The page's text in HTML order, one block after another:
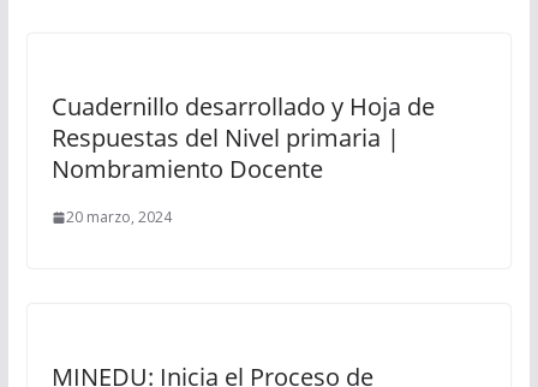
Cuadernillo desarrollado y Hoja de
Respuestas del Nivel primaria |
Nombramiento Docente
20 marzo, 2024
MINEDU: Inicia el Proceso de